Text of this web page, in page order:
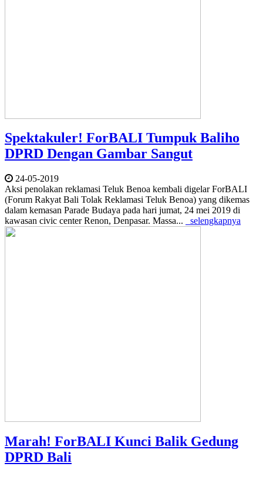
Spektakuler! ForBALI Tumpuk Baliho
DPRD Dengan Gambar Sangut
24-05-2019
Aksi penolakan reklamasi Teluk Benoa kembali digelar ForBALI
(Forum Rakyat Bali Tolak Reklamasi Teluk Benoa) yang dikemas
dalam kemasan Parade Budaya pada hari jumat, 24 mei 2019 di
kawasan civic center Renon, Denpasar. Massa...
selengkapnya
Marah! ForBALI Kunci Balik Gedung
DPRD Bali